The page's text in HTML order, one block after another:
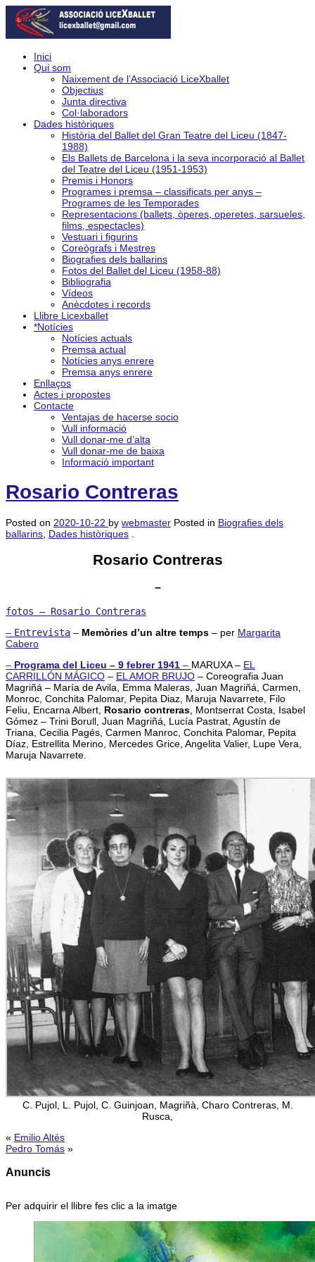
Inici
Qui som
Naixement de l’Associació LiceXballet
Objectius
Junta directiva
Col·laboradors
Dades històriques
Història del Ballet del Gran Teatre del Liceu (1847-
1988)
Els Ballets de Barcelona i la seva incorporació al Ballet
del Teatre del Liceu (1951-1953)
Premis i Honors
Programes i premsa – classificats per anys –
Programes de les Temporades
Representacions (ballets, òperes, operetes, sarsueles,
films, espectacles)
Vestuari i figurins
Coreògrafs i Mestres
Biografies dels ballarins
Fotos del Ballet del Liceu (1958-88)
Bibliografia
Vídeos
Anècdotes i records
Llibre Licexballet
*Notícies
Notícies actuals
Premsa actual
Notícies anys enrere
Premsa anys enrere
Enllaços
Actes i propostes
Contacte
Ventajas de hacerse socio
Vull informació
Vull donar-me d’alta
Vull donar-me de baixa
Informació important
Rosario Contreras
Posted on 2020-10-22 by webmaster Posted in Biografies dels
ballarins Dades històriques
Rosario Contreras
–
fotos – Rosario Contreras
– Entrevista – Memòries d’un altre temps – per Margarita
Cabero
– Programa del Liceu – 9 febrer 1941 – MARUXA – EL
CARRILLÓN MÁGICO – EL AMOR BRUJO – Coreografia Juan
Magriñá – María de Avila, Emma Maleras, Juan Magriñá, Carmen,
Monroc, Conchita Palomar, Pepita Diaz, Maruja Navarrete, Filo
Feliu, Encarna Albert, Rosario contreras , Montserrat Costa, Isabel
Gómez – Trini Borull, Juan Magriñá, Lucía Pastrat, Agustín de
Triana, Cecilia Pagés, Carmen Manroc, Conchita Palomar, Pepita
Díaz, Estrellita Merino, Mercedes Grice, Angelita Valier, Lupe Vera,
Maruja Navarrete.
C. Pujol, L. Pujol, C. Guinjoan, Magriñà, Charo Contreras, M.
Rusca,
« Emilio Altés
Pedro Tomás »
Anuncis
Per adquirir el llibre fes clic a la imatge